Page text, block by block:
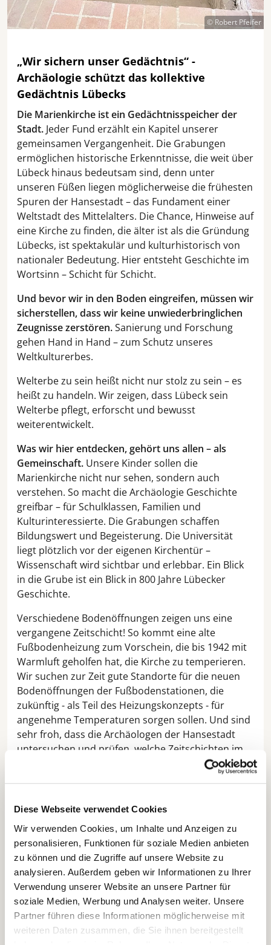
Diese Webseite verwendet Cookies
Wir verwenden Cookies, um Inhalte und Anzeigen zu
personalisieren, Funktionen für soziale Medien anbieten
zu können und die Zugriffe auf unsere Website zu
analysieren. Außerdem geben wir Informationen zu Ihrer
Verwendung unserer Website an unsere Partner für
soziale Medien, Werbung und Analysen weiter. Unsere
Partner führen diese Informationen möglicherweise mit
weiteren Daten zusammen, die Sie ihnen bereitgestellt
© Robert Pfeifer
„Wir sichern unser Gedächtnis“ -
Archäologie schützt das kollektive
Gedächtnis Lübecks
Die Marienkirche ist ein Gedächtnisspeicher der
Stadt. Jeder Fund erzählt ein Kapitel unserer
gemeinsamen Vergangenheit. Die Grabungen
ermöglichen historische Erkenntnisse, die weit über
Lübeck hinaus bedeutsam sind, denn unter
unseren Füßen liegen möglicherweise die frühesten
Spuren der Hansestadt – das Fundament einer
Weltstadt des Mittelalters. Die Chance, Hinweise auf
eine Kirche zu finden, die älter ist als die Gründung
Lübecks, ist spektakulär und kulturhistorisch von
nationaler Bedeutung. Hier entsteht Geschichte im
Wortsinn – Schicht für Schicht.
Und bevor wir in den Boden eingreifen, müssen wir
sicherstellen, dass wir keine unwiederbringlichen
Zeugnisse zerstören.Sanierung und Forschung
gehen Hand in Hand – zum Schutz unseres
Weltkulturerbes.
Welterbe zu sein heißt nicht nur stolz zu sein – es
heißt zu handeln. Wir zeigen, dass Lübeck sein
Welterbe pflegt, erforscht und bewusst
weiterentwickelt.
Was wir hier entdecken, gehört uns allen – als
Gemeinschaft. Unsere Kinder sollen die
Marienkirche nicht nur sehen, sondern auch
verstehen. So macht die Archäologie Geschichte
greifbar – für Schulklassen, Familien und
Kulturinteressierte. Die Grabungen schaffen
Bildungswert und Begeisterung. Die Universität
liegt plötzlich vor der eigenen Kirchentür –
Wissenschaft wird sichtbar und erlebbar. Ein Blick
in die Grube ist ein Blick in 800 Jahre Lübecker
Geschichte.
Verschiedene Bodenöffnungen zeigen uns eine
vergangene Zeitschicht! So kommt eine alte
Fußbodenheizung zum Vorschein, die bis 1942 mit
Warmluft geholfen hat, die Kirche zu temperieren.
Wir suchen zur Zeit gute Standorte für die neuen
Bodenöffnungen der Fußbodenstationen, die
zukünftig - als Teil des Heizungskonzepts - für
angenehme Temperaturen sorgen sollen. Und sind
sehr froh, dass die Archäologen der Hansestadt
untersuchen und prüfen, welche Zeitschichten im
Bodendenkmal uns viel über die Geschichte der
für den Erhalt des Gebäudes.
Damit die Marienkirche auch in 500 Jahren noch
steht, müssen wir sie heute klug sanieren. Hightech
und Mittelalter – ein Zusammenspiel für die Zukunft
der Kirche. Jede Bohrung ohne archäologische
Begleitung wäre ein Risiko – jetzt wird alles
professionell erfasst und dokumentiert.
Diese Grabungen gehören zur Stadt – und darum